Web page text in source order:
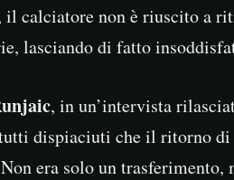
il calciatore non è riuscito a
lasciando di fatto
, in un’intervista
dispiaciuti che il ritorno di
era solo un trasferimento,